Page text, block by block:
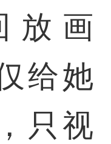
放画
给她
只视